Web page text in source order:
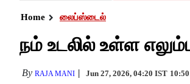
Home லைப்ஸ்டைல்
நம் உடலில் உள்ள
By RAJA MANI Jun 27, 2026, 04:20 IST